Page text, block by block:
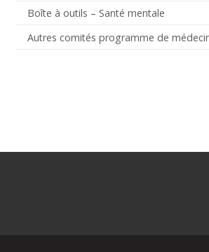
Boîte à outils – Santé mentale
Autres comités programme de